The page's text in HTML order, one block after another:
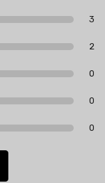
3
2
0
0
0